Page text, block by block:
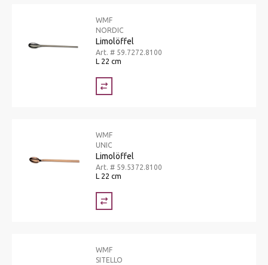
WMF
NORDIC
Limolöffel
Art. # 59.7272.8100
L 22 cm
WMF
UNIC
Limolöffel
Art. # 59.5372.8100
L 22 cm
WMF
SITELLO